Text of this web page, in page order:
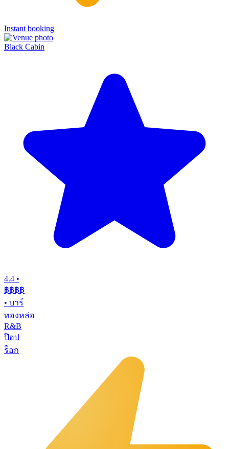
Instant booking
Black Cabin
4.4 •
฿฿฿฿
• บาร์
ทองหล่อ
R&B
ป๊อป
ร็อก